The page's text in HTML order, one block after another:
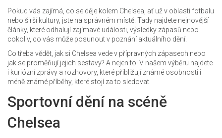
Pokud vás zajímá, co se děje kolem Chelsea, ať už v oblasti fotbalu
nebo širší kultury, jste na správném místě. Tady najdete nejnovější
články, které odhalují zajímavé události, výsledky zápasů nebo
cokoliv, co vás může posunout v poznání aktuálního dění.
Co třeba vědět, jak si Chelsea vede v přípravných zápasech nebo
jak se proměňují jejich sestavy? A nejen to! V našem výběru najdete
i kuriózní zprávy a rozhovory, které přibližují známé osobnosti i
méně známé příběhy, které stojí za to sledovat.
Sportovní dění na scéně
Chelsea